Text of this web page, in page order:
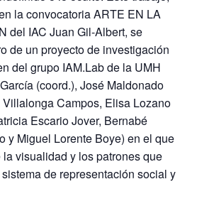
la convocatoria ARTE EN LA
del IAC Juan Gil-Albert, se
de un proyecto de investigación
del grupo IAM.Lab de la UMH
(coord.), José Maldonado
Campos, Elisa Lozano
Escario Jover, Bernabé
y Miguel Lorente Boye) en el que
visualidad y los patrones que
de representación social y